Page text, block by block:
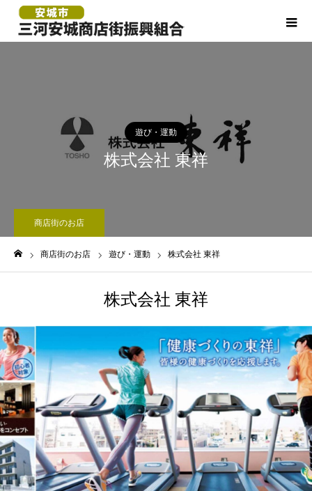
遊び・運動
株式会社 東祥
商店街のお店
商店街のお店 遊び・運動 株式会社 東祥
株式会社 東祥